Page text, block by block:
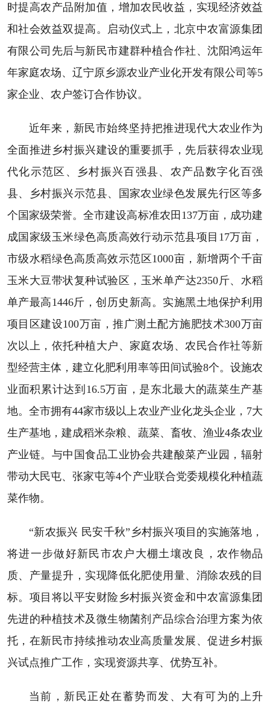
时提高农产品附加值，增加农民收益，实现经济效益
和社会效益双提高。启动仪式上，北京中农富源集团
有限公司先后与新民市建群种植合作社、沈阳鸿运年
年家庭农场、辽宁原乡源农业产业化开发有限公司等5
家企业、农户签订合作协议。
近年来，新民市始终坚持把推进现代大农业作为
全面推进乡村振兴建设的重要抓手，先后获得农业现
代化示范区、乡村振兴百强县、农产品数字化百强
县、乡村振兴示范县、国家农业绿色发展先行区等多
个国家级荣誉。全市建设高标准农田137万亩，成功建
成国家级玉米绿色高质高效行动示范县项目17万亩，
市级水稻绿色高质高效示范区1000亩，新增两个千亩
玉米大豆带状复种试验区，玉米单产达2350斤、水稻
单产最高1446斤，创历史新高。实施黑土地保护利用
项目区建设100万亩，推广测土配方施肥技术300万亩
次以上，依托种植大户、家庭农场、农民合作社等新
型经营主体，建立化肥利用率等田间试验8个。设施农
业面积累计达到16.5万亩，是东北最大的蔬菜生产基
地。全市拥有44家市级以上农业产业化龙头企业，7大
生产基地，建成稻米杂粮、蔬菜、畜牧、渔业4条农业
产业链。与中国食品工业协会共建酸菜产业园，辐射
带动大民屯、张家屯等4个产业联合党委规模化种植蔬
菜作物。
“新农振兴 民安千秋”乡村振兴项目的实施落地，
将进一步做好新民市农户大棚土壤改良，农作物品
质、产量提升，实现降低化肥使用量、消除农残的目
标。项目将以平安财险乡村振兴资金和中农富源集团
先进的种植技术及微生物菌剂产品综合治理方案为依
托，在新民市持续推动农业高质量发展、促进乡村振
兴试点推广工作，实现资源共享、优势互补。
当前，新民正处在蓄势而发、大有可为的上升